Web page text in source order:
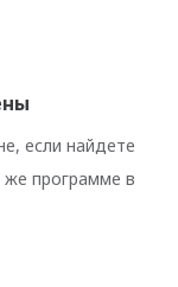
если найдете
программе в